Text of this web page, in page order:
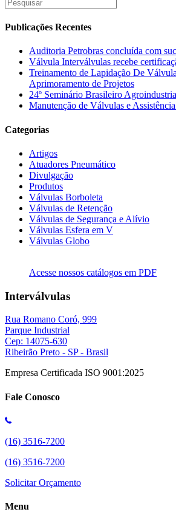
Publicações Recentes
Auditoria Petrobras concluída com
Válvula Interválvulas recebe
Treinamento de Lapidação De
Aprimoramento de Projetos
24º Seminário Brasileiro
Manutenção de Válvulas e
Categorias
Artigos
Atuadores Pneumático
Divulgação
Produtos
Válvulas Borboleta
Válvulas de Retenção
Válvulas de Segurança e Alívio
Válvulas Esfera em V
Válvulas Globo
Acesse nossos catálogos em PDF
Interválvulas
Rua Romano Coró, 999
Parque Industrial
Cep: 14075-630
Ribeirão Preto - SP - Brasil
Empresa Certificada ISO 9001:2025
Fale Conosco
(16) 3516-7200
(16) 3516-7200
Solicitar Orçamento
Menu